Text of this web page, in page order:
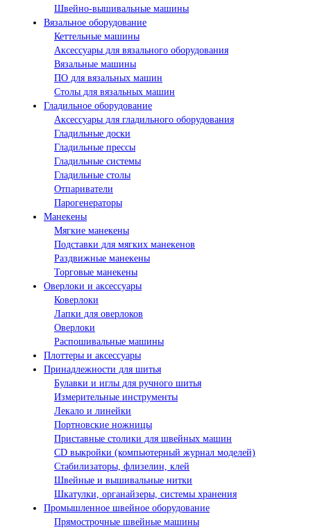
Швейно-вышивальные машины
Вязальное оборудование
Кеттельные машины
Аксессуары для вязального оборудования
Вязальные машины
ПО для вязальных машин
Столы для вязальных машин
Гладильное оборудование
Аксессуары для гладильного оборудования
Гладильные доски
Гладильные прессы
Гладильные системы
Гладильные столы
Отпариватели
Парогенераторы
Манекены
Мягкие манекены
Подставки для мягких манекенов
Раздвижные манекены
Торговые манекены
Оверлоки и аксессуары
Коверлоки
Лапки для оверлоков
Оверлоки
Распошивальные машины
Плоттеры и аксессуары
Принадлежности для шитья
Булавки и иглы для ручного шитья
Измерительные инструменты
Лекало и линейки
Портновские ножницы
Приставные столики для швейных машин
СD выкройки (компьютерный журнал моделей)
Стабилизаторы, флизелин, клей
Швейные и вышивальные нитки
Шкатулки, органайзеры, системы хранения
Промышленное швейное оборудование
Прямострочные швейные машины